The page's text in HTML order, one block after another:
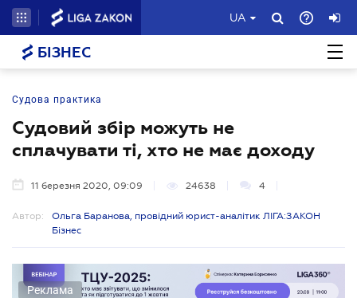
UA
БІЗНЕС
Судова практика
Судовий збір можуть не
сплачувати ті, хто не має доходу
11 березня 2020, 09:09 24638 4
Автор:
Ольга Баранова, провідний юрист-аналітик ЛІГА:ЗАКОН
Бізнес
Реклама